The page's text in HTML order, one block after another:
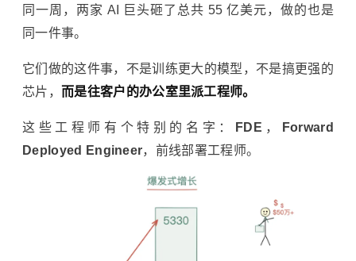
同一周，两家 AI 巨头砸了总共 55 亿美元，做的也是
同一件事。
它们做的这件事，不是训练更大的模型，不是搞更强的
芯片， 而是往客户的办公室里派工程师。
这些工程师有个特别的名字： FDE ，
Forward
Deployed Engineer，前线部署工程师。